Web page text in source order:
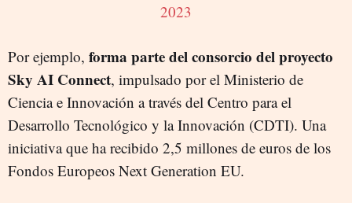
2023
Por ejemplo, forma parte del consorcio del proyecto
Sky AI Connect, impulsado por el Ministerio de
Ciencia e Innovación a través del Centro para el
Desarrollo Tecnológico y la Innovación (CDTI). Una
iniciativa que ha recibido 2,5 millones de euros de los
Fondos Europeos Next Generation EU.